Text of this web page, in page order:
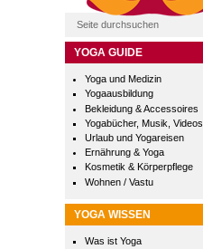
YOGA GUIDE
Yoga und Medizin
Yogaausbildung
Bekleidung & Accessoires
Yogabücher, Musik, Videos
Urlaub und Yogareisen
Ernährung & Yoga
Kosmetik & Körperpflege
Wohnen / Vastu
YOGA WISSEN
Was ist Yoga